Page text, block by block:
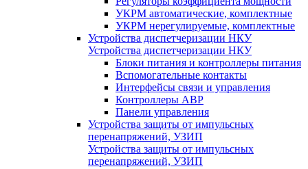
УКРМ автоматические, комплектные
УКРМ нерегулируемые, комплектные
Устройства диспетчеризации НКУ
Устройства диспетчеризации НКУ
Блоки питания и контроллеры питания
Вспомогательные контакты
Интерфейсы связи и управления
Контроллеры АВР
Панели управления
Устройства защиты от импульсных
перенапряжений, УЗИП
Устройства защиты от импульсных
перенапряжений, УЗИП